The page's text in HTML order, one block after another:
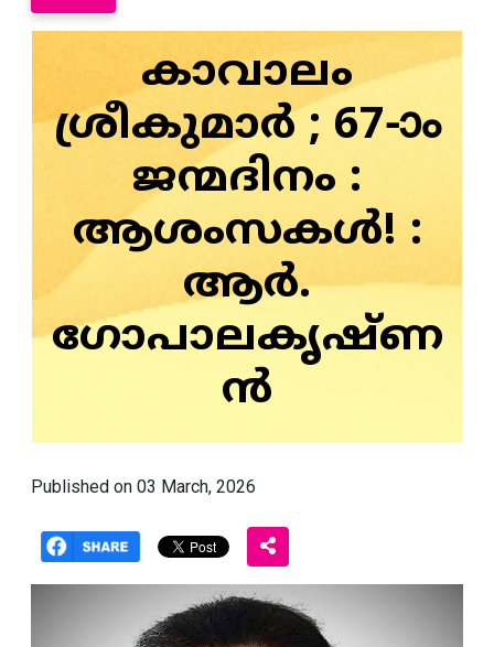
കാവാലം
ശ്രീകുമാർ ; 67-ാം
ജന്മദിനം :
ആശംസകൾ! :
ആർ.
ഗോപാലകൃഷ്ണ
ൻ
Published on 03 March, 2026